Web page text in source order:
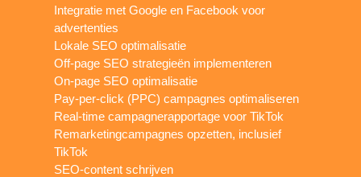
Integratie met Google en Facebook voor
advertenties
Lokale SEO optimalisatie
Off-page SEO strategieën implementeren
On-page SEO optimalisatie
Pay-per-click (PPC) campagnes optimaliseren
Real-time campagnerapportage voor TikTok
Remarketingcampagnes opzetten, inclusief
TikTok
SEO-content schrijven